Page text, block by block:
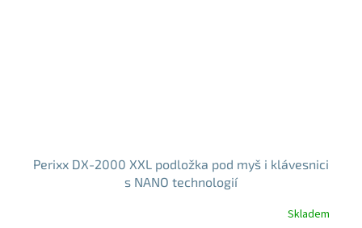
Perixx DX-2000 XXL podložka pod myš i klávesnici
s NANO technologií
Skladem